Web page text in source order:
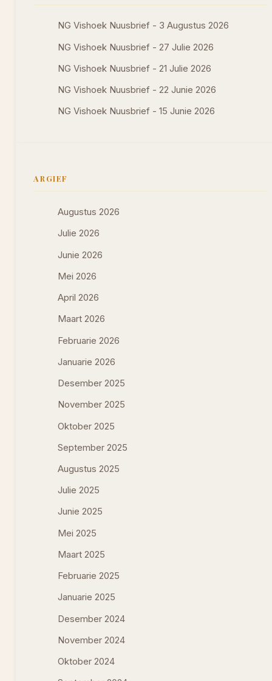
NG Vishoek Nuusbrief - 3 Augustus 2026
NG Vishoek Nuusbrief - 27 Julie 2026
NG Vishoek Nuusbrief - 21 Julie 2026
NG Vishoek Nuusbrief - 22 Junie 2026
NG Vishoek Nuusbrief - 15 Junie 2026
ARGIEF
Augustus 2026
Julie 2026
Junie 2026
Mei 2026
April 2026
Maart 2026
Februarie 2026
Januarie 2026
Desember 2025
November 2025
Oktober 2025
September 2025
Augustus 2025
Julie 2025
Junie 2025
Mei 2025
Maart 2025
Februarie 2025
Januarie 2025
Desember 2024
November 2024
Oktober 2024